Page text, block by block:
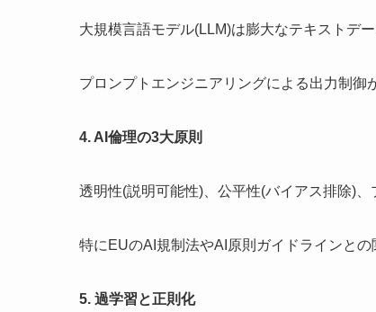
大規模言語モデル(LLM)は膨大なテキストデ
プロンプトエンジニアリングによる出力制御
4. AI倫理の3大原則
透明性(説明可能性)、公平性(バイアス排除)、
特にEUのAI規制法やAI原則ガイドラインとの
5. 過学習と正則化